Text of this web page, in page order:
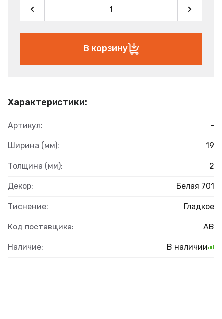
Характеристики:
Артикул: -
Ширина (мм): 19
Толщина (мм): 2
Декор: Белая 701
Тиснение: Гладкое
Код поставщика: АВ
Наличие: В наличии
В корзину